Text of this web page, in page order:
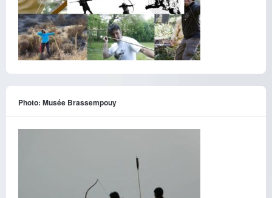
Photo: Musée Brassempouy